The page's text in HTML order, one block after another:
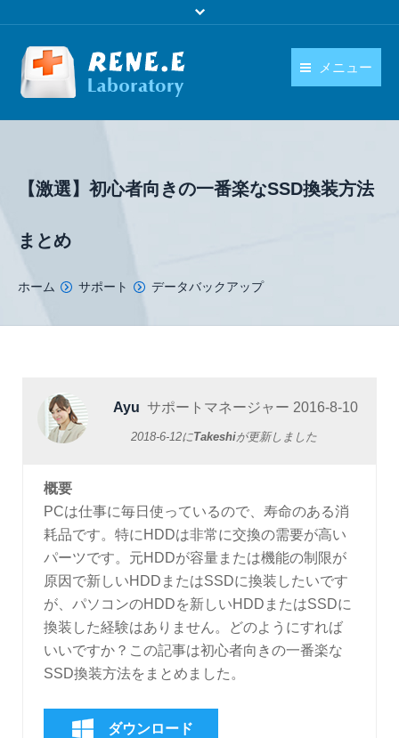
メニュー
お問い合わせ
日本語
【激選】初心者向きの一番楽なSSD換装方法
まとめ
You are here:
ホーム サポート データバックアップ
Ayu サポートマネージャー 2016-8-10
2018-6-12にTakeshiが更新しました
概要
PCは仕事に毎日使っているので、寿命のある消
耗品です。特にHDDは非常に交換の需要が高い
パーツです。元HDDが容量または機能の制限が
原因で新しいHDDまたはSSDに換装したいです
が、パソコンのHDDを新しいHDDまたはSSDに
換装した経験はありません。どのようにすれば
いいですか？この記事は初心者向きの一番楽な
SSD換装方法をまとめました。
ダウンロード